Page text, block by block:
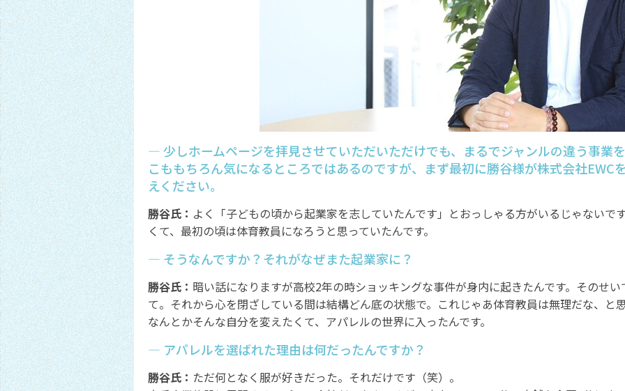
― 少しホームページを拝見させていただいただけでも、まるでジャンルの違う事業
こももちろん気になるところではあるのですが、まず最初に勝谷様が株式会社EWC
えください。
勝谷氏： よく「子どもの頃から起業家を志していたんです」とおっしゃる方がいるじゃないで
くて、最初の頃は体育教員になろうと思っていたんです。
― そうなんですか？それがなぜまた起業家に？
勝谷氏： 暗い話になりますが高校2年の時ショッキングな事件が身内に起きたんです。そのせ
て。それから心を閉ざしている間は結構どん底の状態で。これじゃあ体育教員は無理だな、と
なんとかそんな自分を変えたくて、アパレルの世界に入ったんです。
― アパレルを選ばれた理由は何だったんですか？
勝谷氏： ただ何となく服が好きだった。それだけです（笑）。